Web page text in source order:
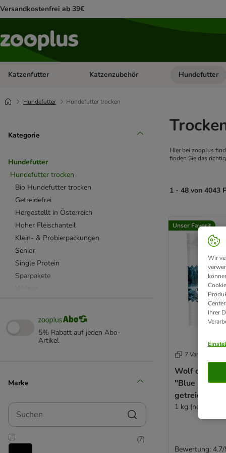
Versandkostenfrei ab 39€
Katzenfutter Kategorie-Menü öffnen: Katzenfutter
Katzenzubehör Kategorie-
Hundefutter
Hundefutter Hundefutter trocken
Kategorie
Hundefutter
Hundefutter trocken
Bio Hundefutter trocken
Getreidefrei
Hergestellt in Österreich
Hoher Fleischanteil
Klein- & Probierpackungen
Senior
Single Protein
Sparpakete
Belcando
bosch High Premium Concept
Herrmann's
Josera
Markus Mühle
Purizon
Royal Canin Breed (Rasse)
5% Rabatt auf jeden Abo-
Artikel
Marke
Suchen
(7)
Hier bei zooplus
finden Sie das
1 - 48 von 4043
Unser Favorit
7 Varianten
Wolf of
"Blue River"
getreidefrei
1 kg (neue
Bewertung:
Wir
Ihrer